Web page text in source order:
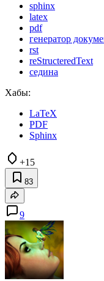
sphinx
latex
pdf
генератор
rst
reStructeredText
седина
Хабы:
LaTeX
PDF
Sphinx
+15
83
9